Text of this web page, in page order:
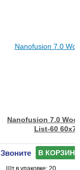
Nanofusion 7.0
List-60
Звоните В КОРЗИНУ
Шт.в упаковке: 20